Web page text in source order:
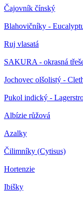
Čajovník čínský
Blahovičníky -
Ruj vlasatá
SAKURA - okrasná
Jochovec olšolistý -
Pukol indický -
Albízie růžová
Azalky
Čilimníky (Cytisus)
Hortenzie
Ibišky